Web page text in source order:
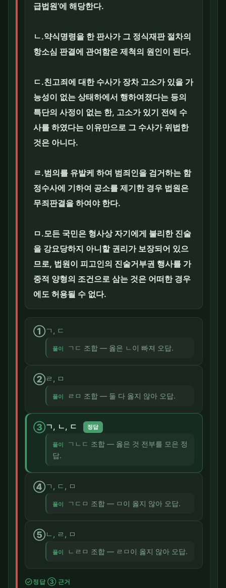
급법원’에 해당한다.
ㄴ.약식명령을 한 판사가 그 정식재판 절차의
항소심 판결에 관여함은 제척의 원인이 된다.
ㄷ.친고죄에 대한 수사가 장차 고소가 있을 가
능성이 없는 상태하에서 행하여졌다는 등의
특단의 사정이 없는 한, 고소가 있기 전에 수
사를 하였다는 이유만으로 그 수사가 위법한
것은 아니다.
ㄹ.범의를 유발케 하여 범죄인을 검거하는 함
정수사에 기하여 공소를 제기한 경우 법원은
무죄판결을 하여야 한다.
ㅁ.모든 국민은 형사상 자기에게 불리한 진술
을 강요당하지 아니할 권리가 보장되어 있으
므로, 법원이 피고인의 진술거부권 행사를 가
중적 양형의 조건으로 삼는 것은 어떠한 경우
에도 허용될 수 없다.
①ㄱ, ㄷ
풀이 ㄱㄷ 조합 — 옳은 ㄴ이 빠져 오답.
②ㄹ, ㅁ
풀이 ㄹㅁ 조합 — 둘 다 옳지 않아 오답.
③ㄱ, ㄴ, ㄷ 정답
풀이
ㄱㄴㄷ 조합 — 옳은 것 전부를 모은 정
답.
④ㄱ, ㄷ, ㅁ
풀이 ㄱㄷㅁ 조합 — ㅁ이 옳지 않아 오답.
⑤ㄴ, ㄹ, ㅁ
풀이 ㄴㄹㅁ 조합 — ㄹㅁ이 옳지 않아 오답.
check_circle정답 ③ 근거